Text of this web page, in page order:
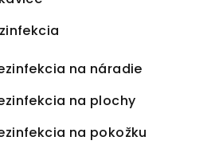
na náradie
na plochy
na pokožku